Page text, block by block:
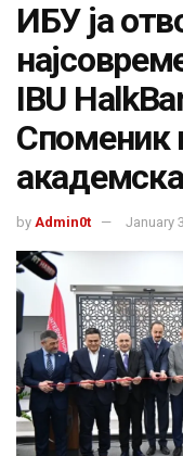
ИБУ ја
IBU
Споменик
by Admin0t January